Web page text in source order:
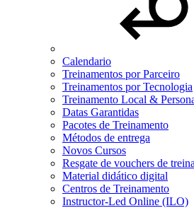
Calendario
Treinamentos por Parceiro
Treinamentos por Tecnologia
Treinamento Local &
Datas Garantidas
Pacotes de Treinamento
Métodos de entrega
Novos Cursos
Resgate de vouchers de
Material didático digital
Centros de Treinamento
Instructor-Led Online (ILO)